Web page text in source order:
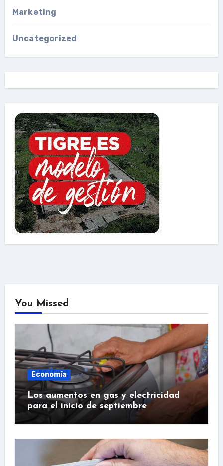
Marketing
Uncategorized
You Missed
Economía
Los aumentos en gas y electricidad
para el inicio de septiembre